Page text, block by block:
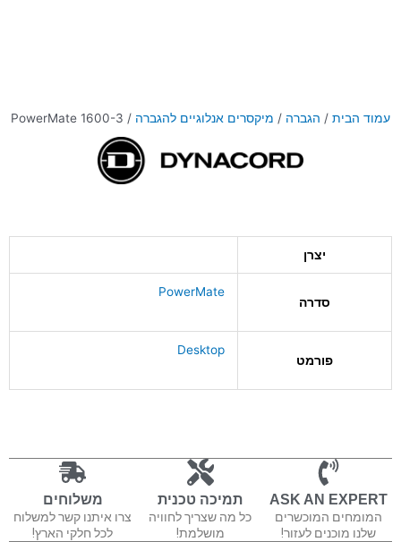
עמוד הבית / הגברה / מיקסרים אנלוגיים להגברה / PowerMate 1600-3
יצרן
סדרה
PowerMate
פורמט
Desktop
ASK AN EXPERT
המומחים המוכשרים
שלנו מוכנים לעזור!
תמיכה טכנית
כל מה שצריך לחוויה
מושלמת!
משלוחים
צרו איתנו קשר למשלוח
לכל חלקי הארץ!